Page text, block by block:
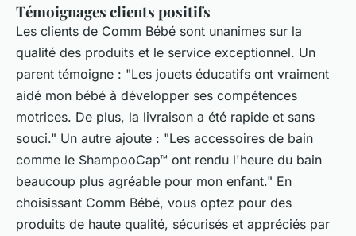
Témoignages clients positifs
Les clients de Comm Bébé sont unanimes sur la
qualité des produits et le service exceptionnel. Un
parent témoigne : "Les jouets éducatifs ont vraiment
aidé mon bébé à développer ses compétences
motrices. De plus, la livraison a été rapide et sans
souci." Un autre ajoute : "Les accessoires de bain
comme le ShampooCap™ ont rendu l'heure du bain
beaucoup plus agréable pour mon enfant." En
choisissant Comm Bébé, vous optez pour des
produits de haute qualité, sécurisés et appréciés par